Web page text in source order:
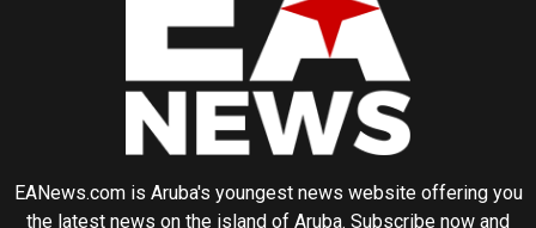
EANews.com is Aruba's youngest news website offering you
the latest news on the island of Aruba. Subscribe now and